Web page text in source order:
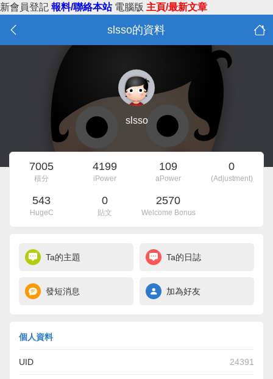
新會員登記 報料/聯絡本站 電腦版 主頁/最新文章
slsso的資料
slsso
7005
積分
4199
iPower
109
aPower
0
(Adjustment)
543
HugeC
0
貼文
2570
Welcome Bonus
Ta的主題 Ta的日誌
發短消息 加為好友
個人資料
UID 24391